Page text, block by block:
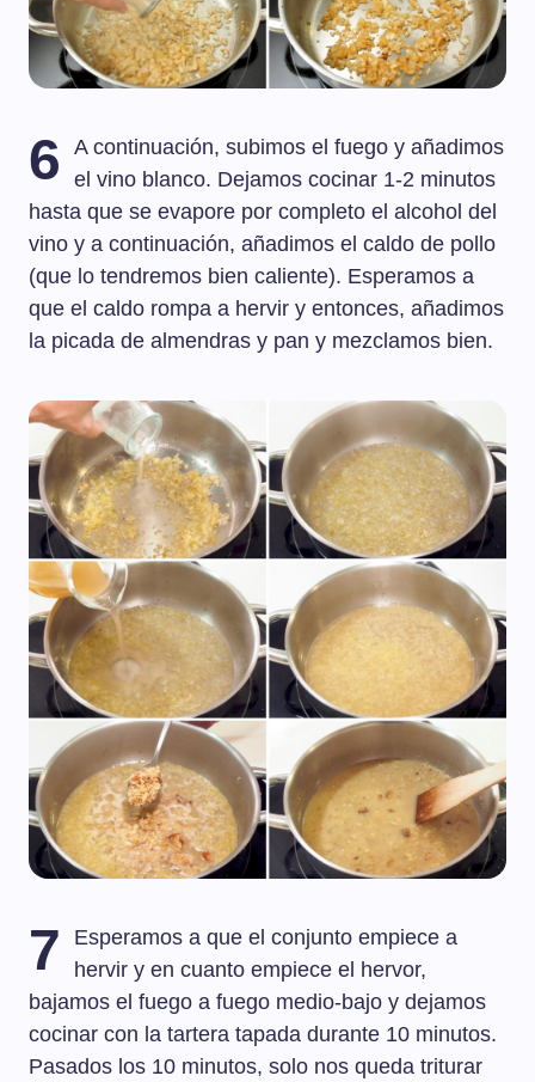
6
A continuación, subimos el fuego y añadimos
el vino blanco. Dejamos cocinar 1-2 minutos
hasta que se evapore por completo el alcohol del
vino y a continuación, añadimos el caldo de pollo
(que lo tendremos bien caliente). Esperamos a
que el caldo rompa a hervir y entonces, añadimos
la picada de almendras y pan y mezclamos bien.
7
Esperamos a que el conjunto empiece a
hervir y en cuanto empiece el hervor,
bajamos el fuego a fuego medio-bajo y dejamos
cocinar con la tartera tapada durante 10 minutos.
Pasados los 10 minutos, solo nos queda triturar